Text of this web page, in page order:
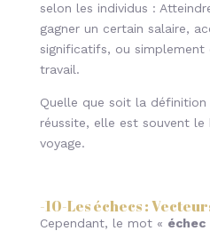
selon les individus :
gagner un certain salaire,
significatifs, ou simplement
travail.
Quelle que soit la
réussite, elle est souvent
voyage.
-10-Les échecs :
Cependant, le mot « échec